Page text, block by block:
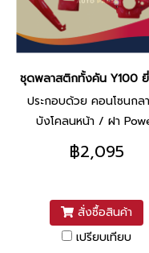
ชุดพลาสติกทั้งคัน Y100
ประกอบด้วย คอนโซนกล
บังโคลนหน้า / ฝา
Scoopoo ขาว / ฝาครอบ
หน้า / ฝาครอบตัวถัง ซ้าย -
หน้ากากตัวล่าง
฿2,095
สั่งซื้อสินค้า
เปรียบเทียบ